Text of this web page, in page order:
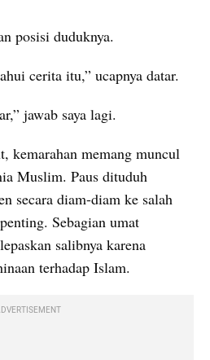
posisi duduknya.
cerita itu,” ucapnya datar.
jawab saya lagi.
kemarahan memang muncul
Muslim. Paus dituduh
secara diam-diam ke salah
Sebagian umat
salibnya karena
terhadap Islam.